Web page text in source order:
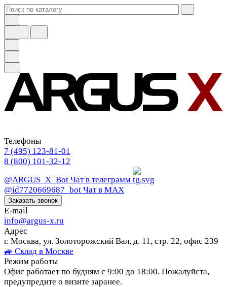
Телефоны
7 (495) 123-81-01
8 (800) 101-32-12
@ARGUS_X_Bot Чат в телеграмм
@id7720669687_bot Чат в МАХ
Заказать звонок
E-mail
info@argus-x.ru
Адрес
г. Москва, ул. Золоторожский Вал, д. 11, стр. 22, офис 239
🚙 Склад в Москве
Режим работы
Офис работает по будням с 9:00 до 18:00. Пожалуйста,
предупредите о визите заранее.